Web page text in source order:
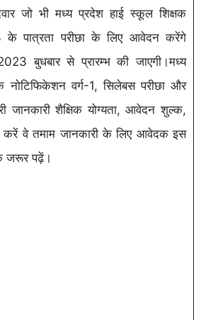
जो भी मध्य प्रदेश हाई स्कूल शिक्षक
के पात्रता परीछा के लिए आवेदन करेंगे
बुधबार से प्रारम्भ की जाएगी।मध्य
नोटिफिकेशन वर्ग-1, सिलेबस परीछा और
जानकारी शैक्षिक योग्यता, आवेदन शुल्क,
वे तमाम जानकारी के लिए आवेदक इस
जरूर पढ़ें।